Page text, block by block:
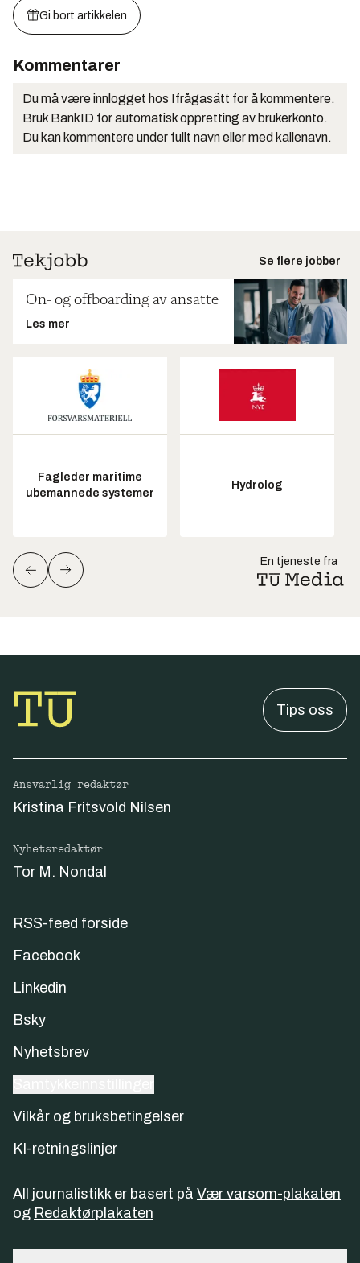
Gi bort artikkelen
Kommentarer
Du må være innlogget hos Ifrågasätt for å kommentere.
Bruk BankID for automatisk oppretting av brukerkonto.
Du kan kommentere under fullt navn eller med kallenavn.
Se flere jobber
On- og offboarding av ansatte
Les mer
Fagleder maritime
ubemannede systemer
Hydrolog
En tjeneste fra
Tips oss
Ansvarlig redaktør
Kristina Fritsvold Nilsen
Nyhetsredaktør
Tor M. Nondal
RSS-feed forside
Facebook
Linkedin
Bsky
Nyhetsbrev
Vilkår og bruksbetingelser
KI-retningslinjer
All journalistikk er basert på Vær varsom-plakaten
og Redaktørplakaten